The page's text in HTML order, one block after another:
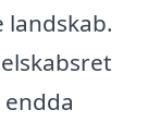
landskab.